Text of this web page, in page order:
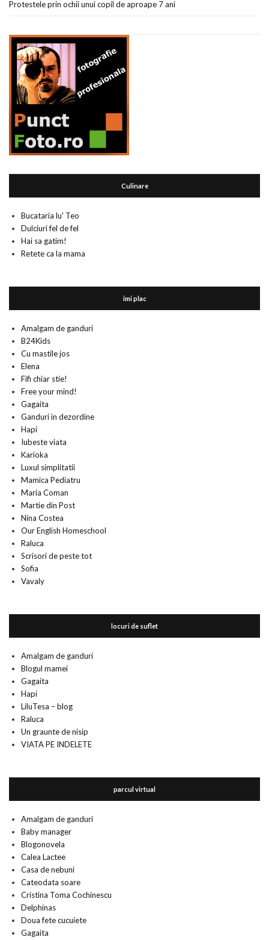
Protestele prin ochii unui copil de aproape 7 ani
Culinare
Bucataria lu' Teo
Dulciuri fel de fel
Hai sa gatim!
Retete ca la mama
imi plac
Amalgam de ganduri
B24Kids
Cu mastile jos
Elena
Fifi chiar stie!
Free your mind!
Gagaita
Ganduri in dezordine
Hapi
Iubeste viata
Karioka
Luxul simplitatii
Mamica Pediatru
Maria Coman
Martie din Post
Nina Costea
Our English Homeschool
Raluca
Scrisori de peste tot
Sofia
Vavaly
locuri de suflet
Amalgam de ganduri
Blogul mamei
Gagaita
Hapi
LiluTesa – blog
Raluca
Un graunte de nisip
VIATA PE INDELETE
parcul virtual
Amalgam de ganduri
Baby manager
Blogonovela
Calea Lactee
Casa de nebuni
Cateodata soare
Cristina Toma Cochinescu
Delphinas
Doua fete cucuiete
Gagaita